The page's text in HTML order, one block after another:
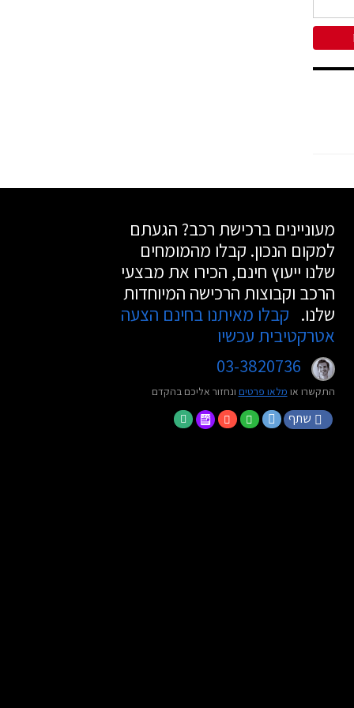
מעוניינים ברכישת רכב? הגעתם
למקום הנכון. קבלו מהמומחים
שלנו ייעוץ חינם, הכירו את מבצעי
הרכב וקבוצות הרכישה המיוחדות
שלנו. קבלו מאיתנו בחינם הצעה
אטרקטיבית עכשיו
03-3820736
התקשרו או מלאו פרטים ונחזור אליכם בהקדם
שתף